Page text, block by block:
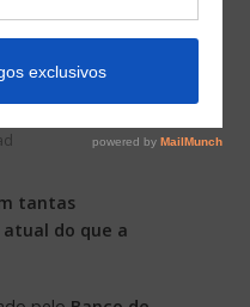
US$ 194
tantas
do que a